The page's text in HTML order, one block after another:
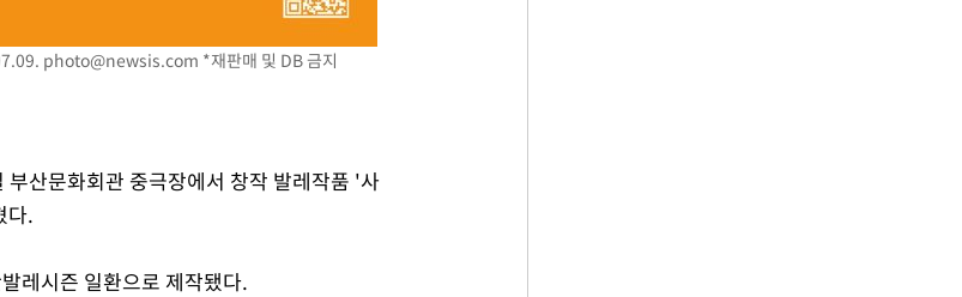
photo@newsis.com *재판매 및 DB 금지
산문화회관 중극장에서 창작 발레작품 '사
다.
레시즌 일환으로 제작됐다.